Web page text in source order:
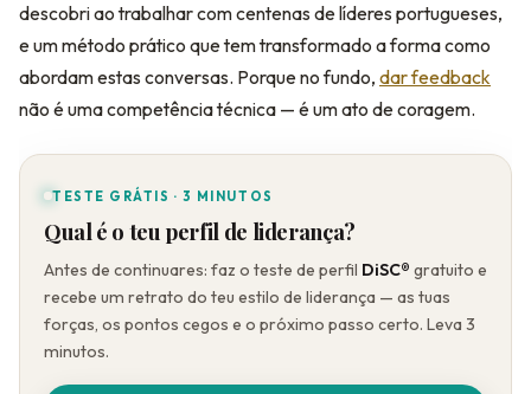
descobri ao trabalhar com centenas de líderes portugueses,
e um método prático que tem transformado a forma como
abordam estas conversas. Porque no fundo, dar feedback
não é uma competência técnica — é um ato de coragem.
TESTE GRÁTIS · 3 MINUTOS
Qual é o teu perfil de liderança?
Antes de continuares: faz o teste de perfil DiSC® gratuito e
recebe um retrato do teu estilo de liderança — as tuas
forças, os pontos cegos e o próximo passo certo. Leva 3
minutos.